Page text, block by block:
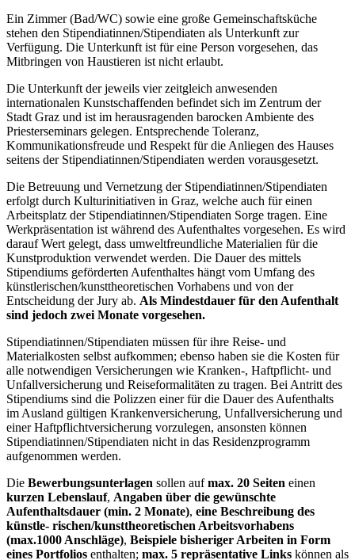
Ein Zimmer (Bad/WC) sowie eine große Gemeinschaftsküche
stehen den Stipendiatinnen/Stipendiaten als Unterkunft zur
Verfügung. Die Unterkunft ist für eine Person vorgesehen, das
Mitbringen von Haustieren ist nicht erlaubt.
Die Unterkunft der jeweils vier zeitgleich anwesenden
internationalen Kunstschaffenden befindet sich im Zentrum der
Stadt Graz und ist im herausragenden barocken Ambiente des
Priesterseminars gelegen. Entsprechende Toleranz,
Kommunikationsfreude und Respekt für die Anliegen des Hauses
seitens der Stipendiatinnen/Stipendiaten werden vorausgesetzt.
Die Betreuung und Vernetzung der Stipendiatinnen/Stipendiaten
erfolgt durch Kulturinitiativen in Graz, welche auch für einen
Arbeitsplatz der Stipendiatinnen/Stipendiaten Sorge tragen. Eine
Werkpräsentation ist während des Aufenthaltes vorgesehen. Es wird
darauf Wert gelegt, dass umweltfreundliche Materialien für die
Kunstproduktion verwendet werden. Die Dauer des mittels
Stipendiums geförderten Aufenthaltes hängt vom Umfang des
künstlerischen/kunsttheoretischen Vorhabens und von der
Entscheidung der Jury ab. Als Mindestdauer für den Aufenthalt
sind jedoch zwei Monate vorgesehen.
Stipendiatinnen/Stipendiaten müssen für ihre Reise- und
Materialkosten selbst aufkommen; ebenso haben sie die Kosten für
alle notwendigen Versicherungen wie Kranken-, Haftpflicht- und
Unfallversicherung und Reiseformalitäten zu tragen. Bei Antritt des
Stipendiums sind die Polizzen einer für die Dauer des Aufenthalts
im Ausland gültigen Krankenversicherung, Unfallversicherung und
einer Haftpflichtversicherung vorzulegen, ansonsten können
Stipendiatinnen/Stipendiaten nicht in das Residenzprogramm
aufgenommen werden.
Die Bewerbungsunterlagen sollen aufmax. 20 Seiten einen
kurzen Lebenslauf, Angaben über die gewünschte
Aufenthaltsdauer (min. 2 Monate), eine Beschreibung des
künstle- rischen/kunsttheoretischen Arbeitsvorhabens
(max.1000 Anschläge), Beispiele bisheriger Arbeiten in Form
eines Portfolios enthalten; max. 5 repräsentative Links können als